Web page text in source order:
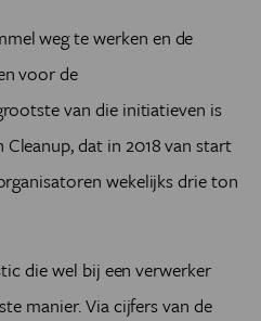
weg te werken en de
voor de
van die initiatieven is
dat in 2018 van start
wekelijks drie ton
die wel bij een verwerker
manier. Via cijfers van de